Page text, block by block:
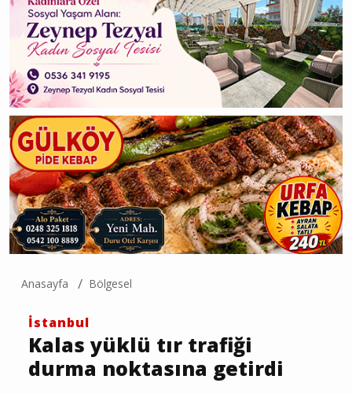
Anasayfa Bölgesel
İstanbul
Kalas yüklü tır trafiği
durma noktasına getirdi